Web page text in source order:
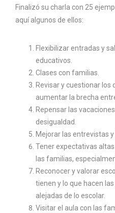
Finalizó su charla con 25
aquí algunos de ellos:
Flexibilizar entradas y
educativos.
Clases con familias.
Revisar y cuestionar los
aumentar la brecha
Repensar las
desigualdad.
Mejorar las entrevistas
Tener expectativas
las familias,
Reconocer y valorar
tienen y lo que hacen
alejadas de lo escolar.
Visitar el aula con las